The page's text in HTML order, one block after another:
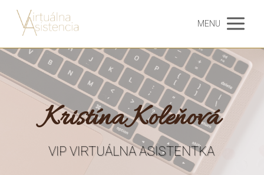
MENU
Kristína Koleňová
VIP VIRTUÁLNA ASISTENTKA